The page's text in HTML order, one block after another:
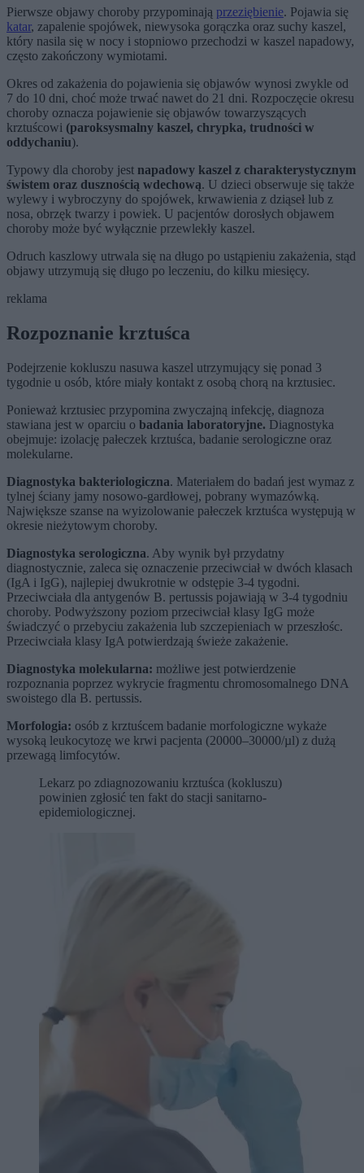
Pierwsze objawy choroby przypominają przeziębienie. Pojawia się
katar, zapalenie spojówek, niewysoka gorączka oraz suchy kaszel,
który nasila się w nocy i stopniowo przechodzi w kaszel napadowy,
często zakończony wymiotami.
Okres od zakażenia do pojawienia się objawów wynosi zwykle od
7 do 10 dni, choć może trwać nawet do 21 dni. Rozpoczęcie okresu
choroby oznacza pojawienie się objawów towarzyszących
krztuścowi (paroksysmalny kaszel, chrypka, trudności w
oddychaniu).
Typowy dla choroby jest napadowy kaszel z charakterystycznym
świstem oraz dusznością wdechową. U dzieci obserwuje się także
wylewy i wybroczyny do spojówek, krwawienia z dziąseł lub z
nosa, obrzęk twarzy i powiek. U pacjentów dorosłych objawem
choroby może być wyłącznie przewlekły kaszel.
Odruch kaszlowy utrwala się na długo po ustąpieniu zakażenia, stąd
objawy utrzymują się długo po leczeniu, do kilku miesięcy.
reklama
Rozpoznanie krztuśca
Podejrzenie kokluszu nasuwa kaszel utrzymujący się ponad 3
tygodnie u osób, które miały kontakt z osobą chorą na krztusiec.
Ponieważ krztusiec przypomina zwyczajną infekcję, diagnoza
stawiana jest w oparciu o badania laboratoryjne. Diagnostyka
obejmuje: izolację pałeczek krztuśca, badanie serologiczne oraz
molekularne.
Diagnostyka bakteriologiczna. Materiałem do badań jest wymaz z
tylnej ściany jamy nosowo-gardłowej, pobrany wymazówką.
Największe szanse na wyizolowanie pałeczek krztuśca występują w
okresie nieżytowym choroby.
Diagnostyka serologiczna. Aby wynik był przydatny
diagnostycznie, zaleca się oznaczenie przeciwciał w dwóch klasach
(IgA i IgG), najlepiej dwukrotnie w odstępie 3-4 tygodni.
Przeciwciała dla antygenów B. pertussis pojawiają w 3-4 tygodniu
choroby. Podwyższony poziom przeciwciał klasy IgG może
świadczyć o przebyciu zakażenia lub szczepieniach w przeszłośc.
Przeciwciała klasy IgA potwierdzają świeże zakażenie.
Diagnostyka molekularna: możliwe jest potwierdzenie
rozpoznania poprzez wykrycie fragmentu chromosomalnego DNA
swoistego dla B. pertussis.
Morfologia: osób z krztuścem badanie morfologiczne wykaże
wysoką leukocytozę we krwi pacjenta (20000–30000/µl) z dużą
przewagą limfocytów.
Lekarz po zdiagnozowaniu krztuśca (kokluszu)
powinien zgłosić ten fakt do stacji sanitarno-
epidemiologicznej.